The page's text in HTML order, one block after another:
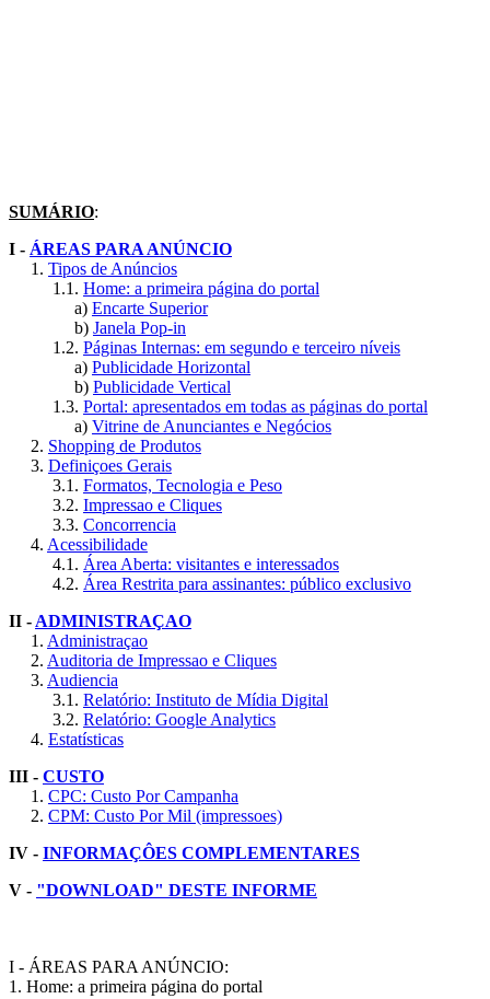
SUMÁRIO:
I - ÁREAS PARA ANÚNCIO
1. Tipos de Anúncios
1.1. Home: a primeira página do portal
a) Encarte Superior
b) Janela Pop-in
1.2. Páginas Internas: em segundo e terceiro níveis
a) Publicidade Horizontal
b) Publicidade Vertical
1.3. Portal: apresentados em todas as páginas do portal
a) Vitrine de Anunciantes e Negócios
2. Shopping de Produtos
3. Definiçoes Gerais
3.1. Formatos, Tecnologia e Peso
3.2. Impressao e Cliques
3.3. Concorrencia
4. Acessibilidade
4.1. Área Aberta: visitantes e interessados
4.2. Área Restrita para assinantes: público exclusivo
II - ADMINISTRAÇAO
1. Administraçao
2. Auditoria de Impressao e Cliques
3. Audiencia
3.1. Relatório: Instituto de Mídia Digital
3.2. Relatório: Google Analytics
4. Estatísticas
III - CUSTO
1. CPC: Custo Por Campanha
2. CPM: Custo Por Mil (impressoes)
IV - INFORMAÇÔES COMPLEMENTARES
V - "DOWNLOAD" DESTE INFORME
I - ÁREAS PARA ANÚNCIO:
1. Home: a primeira página do portal